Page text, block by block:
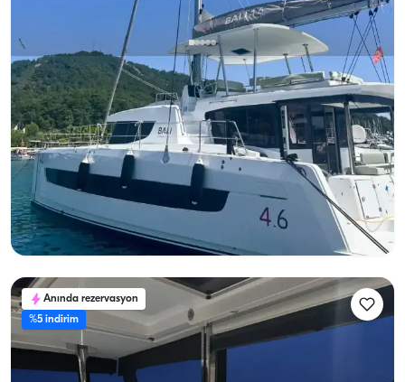
Fethiye, Muğla Yeni tekne
Fethiye'de Bali 4.6 Katamaran Kiralama | 2025 Model
5+1 Kabin
Kaptanlı Katamaran
Seyir 12 Kişi · 6 Kabin · 13.65m
En Düşük
119.613 TL Müsaitlik & Fiyat Gör
Anında rezervasyon
%5 indirim